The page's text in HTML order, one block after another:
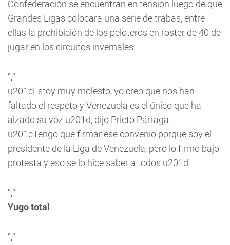
Confederación se encuentran en tensión luego de que
Grandes Ligas colocara una serie de trabas, entre
ellas la prohibición de los peloteros en roster de 40 de
jugar en los circuitos invernales.
","
u201cEstoy muy molesto, yo creo que nos han
faltado el respeto y Venezuela es el único que ha
alzado su voz u201d, dijo Prieto Párraga.
u201cTengo que firmar ese convenio porque soy el
presidente de la Liga de Venezuela, pero lo firmo bajo
protesta y eso se lo hice saber a todos u201d.
","
Yugo total
","